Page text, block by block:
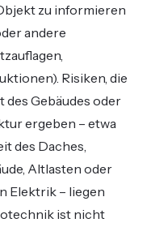
zu informieren
andere
Risiken, die
des Gebäudes oder
ergeben – etwa
des Daches,
Altlasten oder
Elektrik – liegen
ist nicht